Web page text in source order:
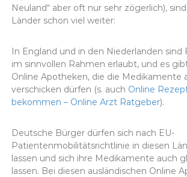
Neuland“ aber oft nur sehr zögerlich),
Länder schon viel weiter:
In England und in den Niederlanden sind
im sinnvollen Rahmen erlaubt, und es
Online Apotheken, die die Medikamente
verschicken dürfen (s. auch Online
bekommen – Online Arzt Ratgeber).
Deutsche Bürger dürfen sich nach EU-
Patientenmobilitätsrichtlinie in diesen
lassen und sich ihre Medikamente auch
lassen. Bei diesen ausländischen Online